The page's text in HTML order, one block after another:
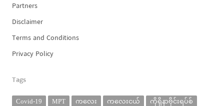
Partners
Disclaimer
Terms and Conditions
Privacy Policy
Tags
Covid-19 MPT ကလေး ကလေးငယ် ကိုရိုနာဗိုင်းရပ်စ်